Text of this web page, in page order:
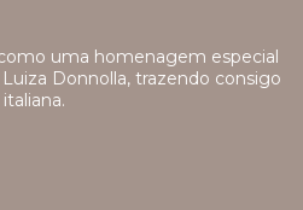
uma homenagem especial
Donnolla, trazendo consigo